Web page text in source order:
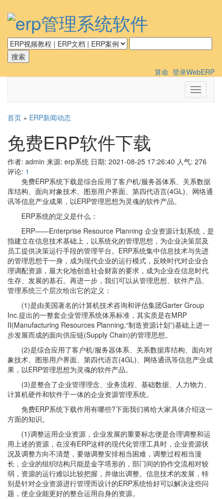
算命 登录WebERP
切
换
首页 » ERP新闻动态
免费ERP软件下载
作者: admin 来源: erp系统 日期: 2021-08-25 17:26:40 人气: 276
评论: 1
免费ERP系统下载是综合应用了客户机/服务器体系、关系数据
库结构、面向对象技术、图形用户界面、第四代语言(4GL)、网络通
讯等信息产业成果，以ERP管理思想为灵魂的软件产品。
ERP系统的定义是什么：
ERP——Enterprise Resource Planning 企业资源计划系统，是
指建立在信息技术基础上，以系统化的管理思想，为企业决策层及
员工提供决策运行手段的管理平台。ERP系统集中信息技术与先进
的管理思想于一身，成为现代企业的运行模式，反映时代对企业合
理调配资源，最大化地创造社会财富的要求，成为企业在信息时代
生存、发展的基石。再进一步，我们可以从管理思想、软件产品、
管理系统三个层次给出它的定义：
(1)是由美国著名的计算机技术咨询和评估集团Garter Group
Inc.提出的一整套企业管理系统体系标准，其实质是在MRP
II(Manufacturing Resources Planning,“制造资源计划”)基础上进一
步发展而成的面向供应链(Supply Chain)的管理思想。
(2)是综合应用了客户机/服务器体系、关系数据库结构、面向对
象技术、图形用户界面、第四代语言(4GL)、网络通讯等信息产业成
果，以ERP管理思想为灵魂的软件产品。
(3)是整合了企业管理理念、业务流程、基础数据、人力物力、
计算机硬件和软件于一体的企业资源管理系统。
免费ERP系统下载作用有哪些?下面我们将给大家具体介绍这一
方面的知识。
(1)调整运用企业资源，企业发展的重要标志便是合理调整和运
用上述的资源，在没有ERP这样的现代化管理工具时，企业资源状
况及调整方向不清楚，要做调整安排相当困难，调整过程相当漫
长，企业的组织结构只能是金字塔形的，部门间的协作交流相对较
弱，资源的运行难以比较把握，并做出调整。信息技术的发展，特
别是针对企业资源进行管理而设计的ERP系统恰好可以解决这些问
题，使企业能更好的整合运用自身的资源。